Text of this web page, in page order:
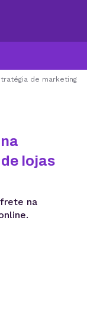
de marketing
lojas
na